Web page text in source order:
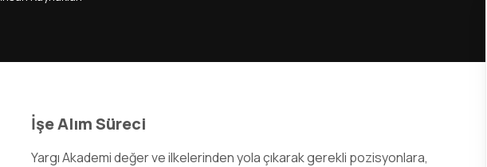
İşe Alım Süreci
Yargı Akademi değer ve ilkelerinden yola çıkarak gerekli pozisyonlara,